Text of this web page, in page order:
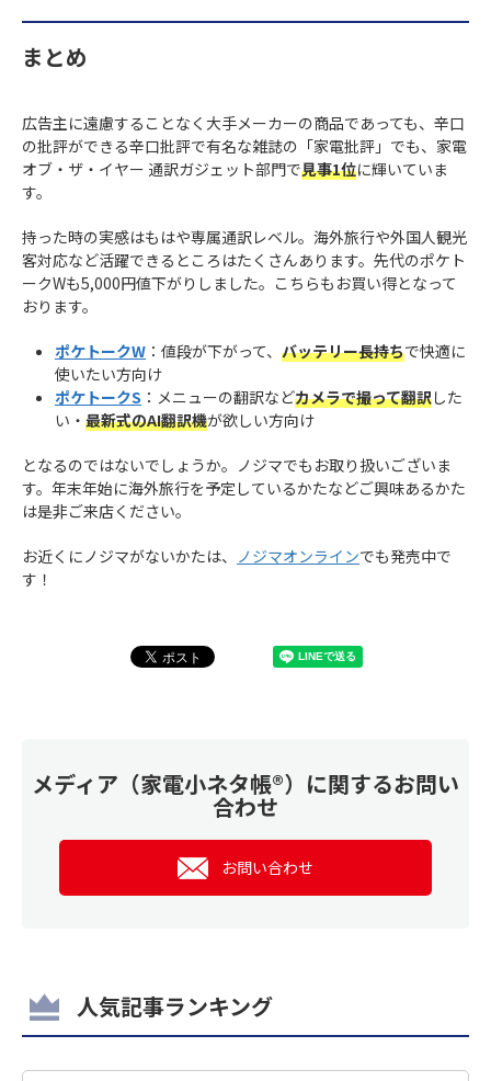
まとめ
広告主に遠慮することなく大手メーカーの商品であっても、辛口
の批評ができる辛口批評で有名な雑誌の「家電批評」でも、家電
オブ・ザ・イヤー 通訳ガジェット部門で見事1位に輝いていま
す。
持った時の実感はもはや専属通訳レベル。海外旅行や外国人観光
客対応など活躍できるところはたくさんあります。先代のポケト
ークWも5,000円値下がりしました。こちらもお買い得となって
おります。
ポケトークW ：値段が下がって、 バッテリー長持ちで快適に
使いたい方向け
ポケトークS ：メニューの翻訳などカメラで撮って翻訳した
い・ 最新式のAI翻訳機が欲しい方向け
となるのではないでしょうか。ノジマでもお取り扱いございま
す。年末年始に海外旅行を予定しているかたなどご興味あるかた
は是非ご来店ください。
お近くにノジマがないかたは、 ノジマオンラインでも発売中で
す！
メディア（家電小ネタ帳®）に関するお問い
合わせ
お問い合わせ
人気記事ランキング